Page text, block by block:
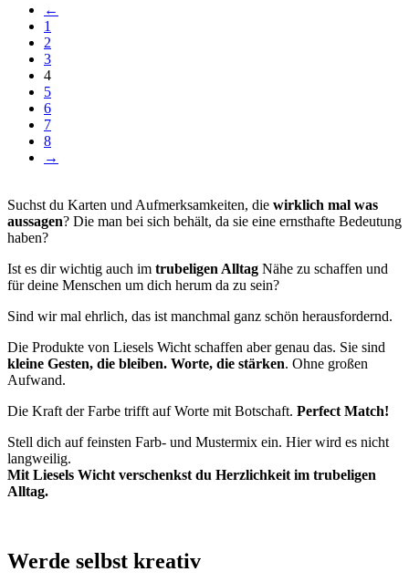
←
1
2
3
4
5
6
7
8
→
Suchst du Karten und Aufmerksamkeiten, die wirklich mal was
aussagen? Die man bei sich behält, da sie eine ernsthafte Bedeutung
haben?
Ist es dir wichtig auch im trubeligen Alltag Nähe zu schaffen und
für deine Menschen um dich herum da zu sein?
Sind wir mal ehrlich, das ist manchmal ganz schön herausfordernd.
Die Produkte von Liesels Wicht schaffen aber genau das. Sie sind
kleine Gesten, die bleiben. Worte, die stärken. Ohne großen
Aufwand.
Die Kraft der Farbe trifft auf Worte mit Botschaft. Perfect Match!
Stell dich auf feinsten Farb- und Mustermix ein. Hier wird es nicht
langweilig.
Mit Liesels Wicht verschenkst du Herzlichkeit im trubeligen
Alltag.
Werde selbst kreativ